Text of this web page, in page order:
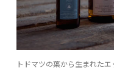
トドマツの葉から生まれた